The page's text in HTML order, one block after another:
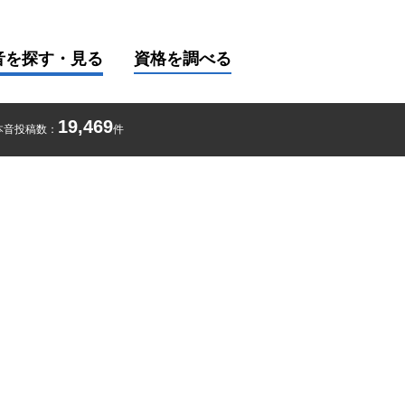
を探す・見る 資格を調べる
投稿数： 19,469件